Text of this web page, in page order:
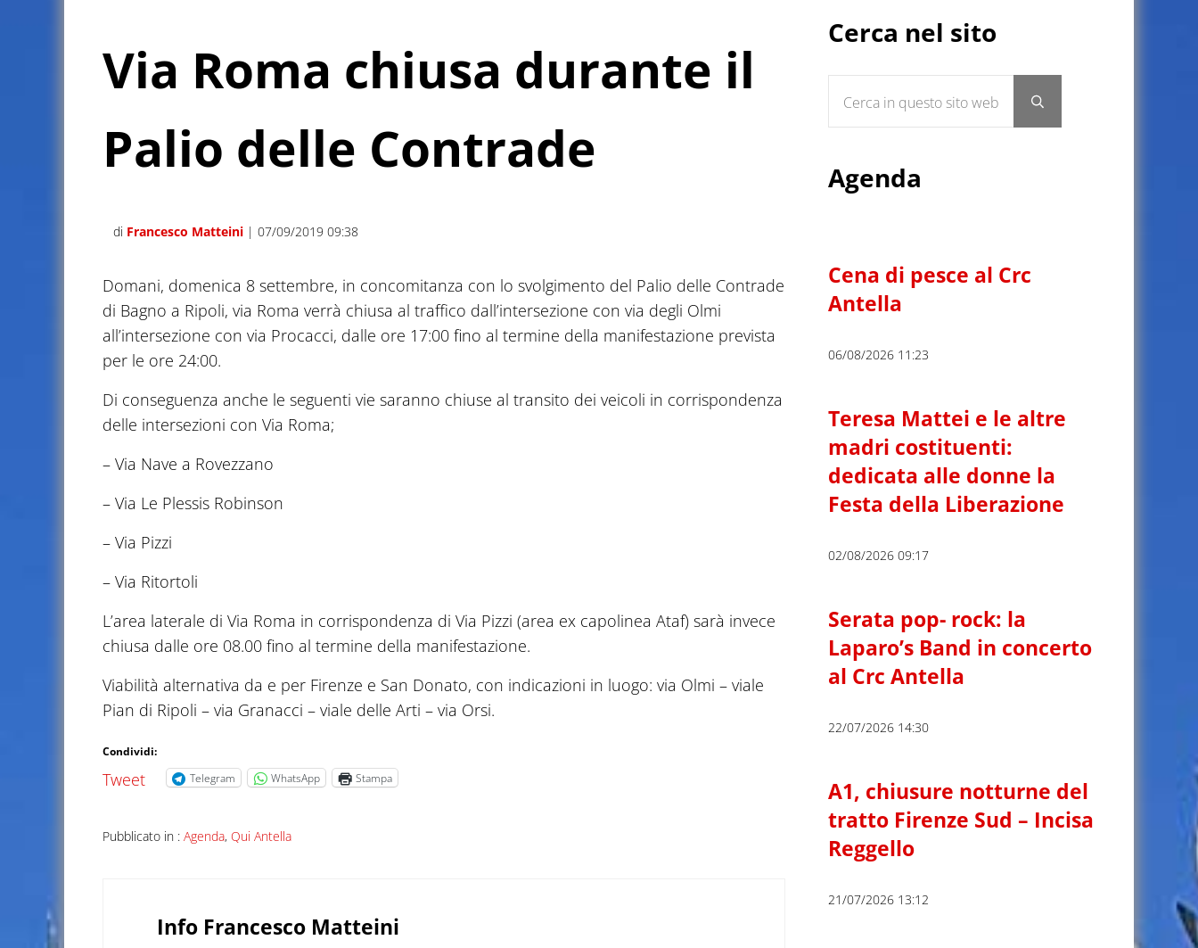
Via Roma chiusa durante il
Palio delle Contrade
di Francesco Matteini | 07/09/2019 09:38
Domani, domenica 8 settembre, in concomitanza con lo svolgimento del Palio delle Contrade
di Bagno a Ripoli, via Roma verrà chiusa al traffico dall’intersezione con via degli Olmi
all’intersezione con via Procacci, dalle ore 17:00 fino al termine della manifestazione prevista
per le ore 24:00.
Di conseguenza anche le seguenti vie saranno chiuse al transito dei veicoli in corrispondenza
delle intersezioni con Via Roma;
– Via Nave a Rovezzano
– Via Le Plessis Robinson
– Via Pizzi
– Via Ritortoli
L’area laterale di Via Roma in corrispondenza di Via Pizzi (area ex capolinea Ataf) sarà invece
chiusa dalle ore 08.00 fino al termine della manifestazione.
Viabilità alternativa da e per Firenze e San Donato, con indicazioni in luogo: via Olmi – viale
Pian di Ripoli – via Granacci – viale delle Arti – via Orsi.
Condividi:
Tweet Telegram WhatsApp Stampa
Pubblicato in : Agenda, Qui Antella
Info Francesco Matteini
Cerca nel sito
Submit search
Agenda
Cena di pesce al Crc
Antella
06/08/2026 11:23
Teresa Mattei e le altre
madri costituenti:
dedicata alle donne la
Festa della Liberazione
02/08/2026 09:17
Serata pop- rock: la
Laparo’s Band in concerto
al Crc Antella
22/07/2026 14:30
A1, chiusure notturne del
tratto Firenze Sud – Incisa
Reggello
21/07/2026 13:12